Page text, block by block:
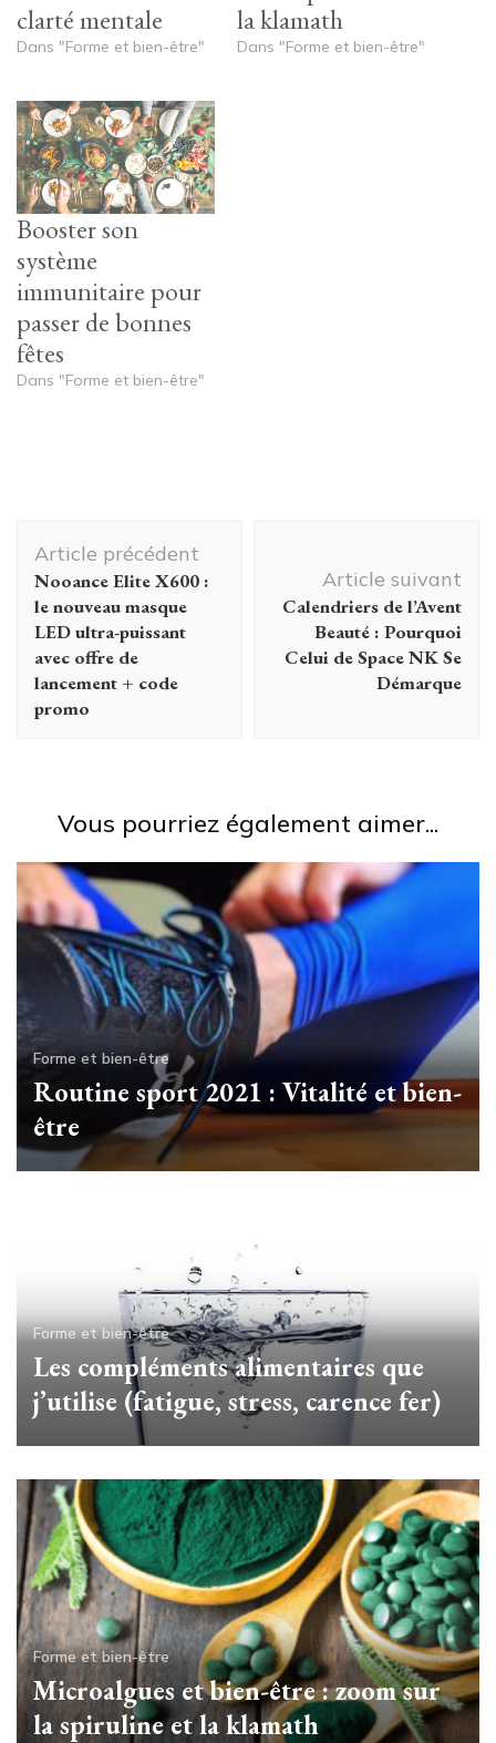
clarté mentale
Dans "Forme et bien-être"
la klamath
Dans "Forme et bien-être"
Booster son
système
immunitaire pour
passer de bonnes
fêtes
Dans "Forme et bien-être"
d'article
Article précédent
Nooance Elite X600 :
le nouveau masque
LED ultra-puissant
avec offre de
lancement + code
promo
Article suivant
Calendriers de l’Avent
Beauté : Pourquoi
Celui de Space NK Se
Démarque
Vous pourriez également aimer...
Forme et bien-être
Routine sport 2021 : Vitalité et bien-
être
Forme et bien-être
Les compléments alimentaires que
j’utilise (fatigue, stress, carence fer)
Forme et bien-être
Microalgues et bien-être : zoom sur
la spiruline et la klamath